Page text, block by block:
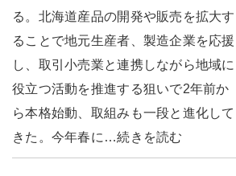
る。北海道産品の開発や販売を拡大す
ることで地元生産者、製造企業を応援
し、取引小売業と連携しながら地域に
役立つ活動を推進する狙いで2年前か
ら本格始動、取組みも一段と進化して
きた。今年春に…続きを読む